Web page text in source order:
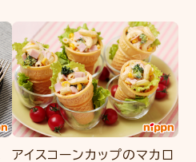
アイスコーンカップのマカロ